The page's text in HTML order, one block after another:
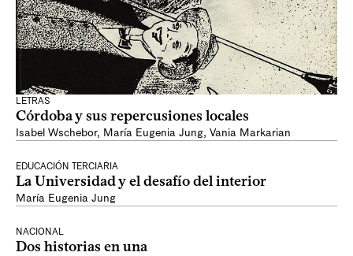
LETRAS
Córdoba y sus repercusiones locales
Isabel Wschebor, María Eugenia Jung, Vania Markarian
EDUCACIÓN TERCIARIA
La Universidad y el desafío del interior
María Eugenia Jung
NACIONAL
Dos historias en una